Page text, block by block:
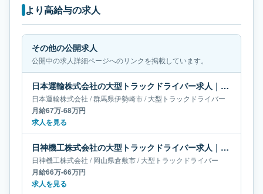
より高給与の求人
その他の公開求人
公開中の求人詳細ページへのリンクを掲載しています。
日本運輸株式会社の大型トラックドライバー求人｜群馬県伊勢崎市｜月給67万-68万円
日本運輸株式会社 /群馬県伊勢崎市/大型トラックドライバー
月給67万-68万円
求人を見る
日神機工株式会社の大型トラックドライバー求人｜岡山県倉敷市｜月給66万-66万円
日神機工株式会社 /岡山県倉敷市/大型トラックドライバー
月給66万-66万円
求人を見る